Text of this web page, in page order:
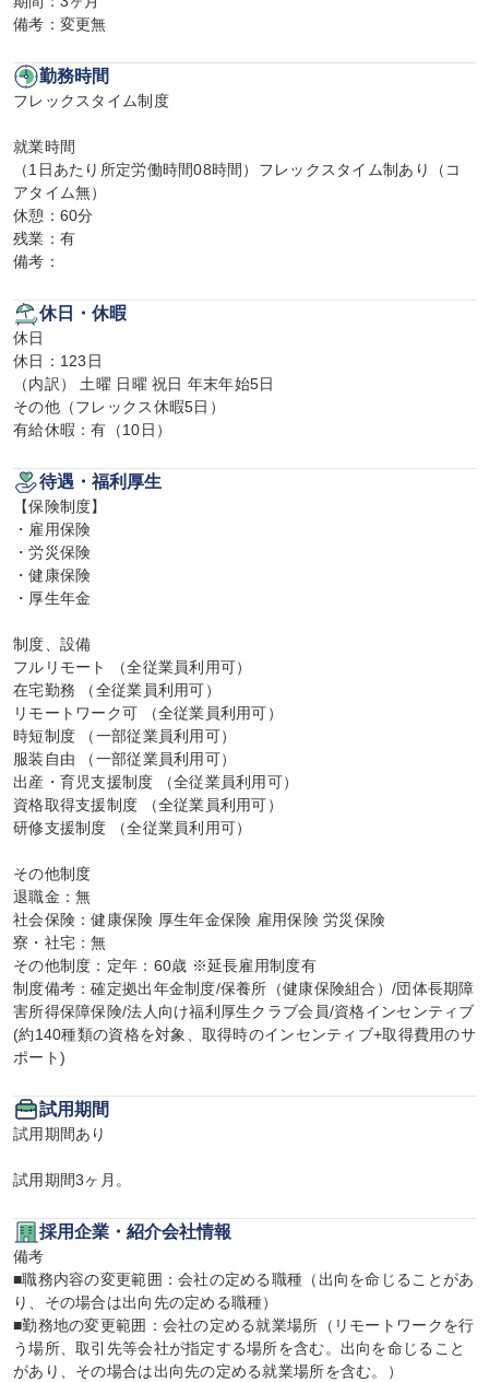
備考：変更無
勤務時間
フレックスタイム制度
就業時間
（1日あたり所定労働時間08時間）フレックスタイム制あり（コ
アタイム無）
休憩：60分
残業：有
備考：
休日・休暇
休日
休日：123日
（内訳） 土曜 日曜 祝日 年末年始5日
その他（フレックス休暇5日）
有給休暇：有（10日）
待遇・福利厚生
【保険制度】
・雇用保険
・労災保険
・健康保険
・厚生年金
制度、設備
フルリモート （全従業員利用可）
在宅勤務 （全従業員利用可）
リモートワーク可 （全従業員利用可）
時短制度 （一部従業員利用可）
服装自由 （一部従業員利用可）
出産・育児支援制度 （全従業員利用可）
資格取得支援制度 （全従業員利用可）
研修支援制度 （全従業員利用可）
その他制度
退職金：無
社会保険：健康保険 厚生年金保険 雇用保険 労災保険
寮・社宅：無
その他制度：定年：60歳 ※延長雇用制度有
制度備考：確定拠出年金制度/保養所（健康保険組合）/団体長期障
害所得保障保険/法人向け福利厚生クラブ会員/資格インセンティブ
(約140種類の資格を対象、取得時のインセンティブ+取得費用のサ
ポート)
試用期間
試用期間あり
試用期間3ヶ月。
採用企業・紹介会社情報
備考
■職務内容の変更範囲：会社の定める職種（出向を命じることがあ
り、その場合は出向先の定める職種）
■勤務地の変更範囲：会社の定める就業場所（リモートワークを行
う場所、取引先等会社が指定する場所を含む。出向を命じること
があり、その場合は出向先の定める就業場所を含む。）